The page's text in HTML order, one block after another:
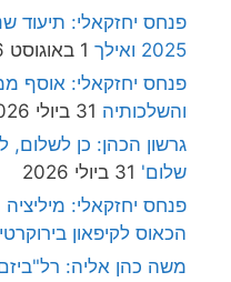
פנחס יחזקאלי: תיעוד
2025 ואילך
1 באוגוסט 2026
פנחס יחזקאלי: אוסף
והשלכותיה 31 ביולי 2026
גרשון הכהן: כן
שלום' 31 ביולי 2026
פנחס יחזקאלי:
הכאוס לקיפאון בירוקרטי
משה כהן אליה: